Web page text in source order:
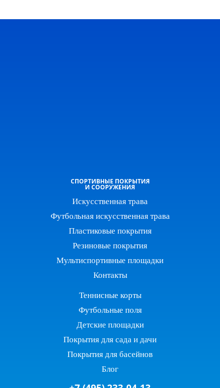
СПОРТИВНЫЕ ПОКРЫТИЯ
И СООРУЖЕНИЯ
Искусственная трава
Футбольная искусственная трава
Пластиковые покрытия
Резиновые покрытия
Мультиспортивные площадки
Контакты
Теннисные корты
Футбольные поля
Детские площадки
Покрытия для сада и дачи
Покрытия для басейнов
Блог